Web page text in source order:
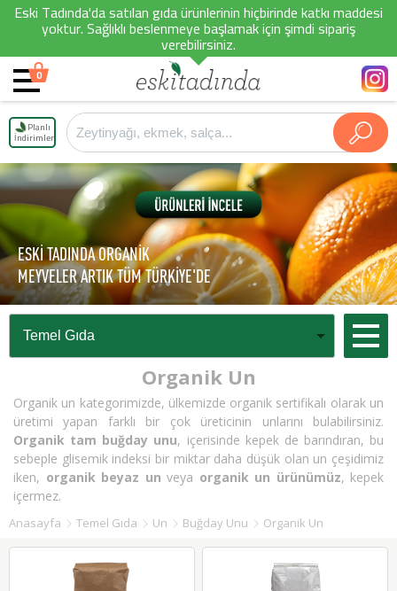
Eski Tadında'da satılan gıda ürünlerinin hiçbirinde katkı maddesi
yoktur. Sağlıklı beslenmeye başlamak için şimdi sipariş
verebilirsiniz.
0
Planlı
İndirimler
ESKİ TADINDA ORGANİK
MEYVELER ARTIK TÜM TÜRKİYE'DE
Organik Un
Organik un kategorimizde, ülkemizde organik sertifikalı olarak un
üretimi yapan farklı bir çok üreticinin unlarını bulabilirsiniz.
Organik tam buğday unu, içerisinde kepek de barındıran, bu
sebeple glisemik indeksi bir miktar daha düşük olan un çeşidimiz
iken, organik beyaz un veya organik un ürünümüz, kepek
içermez.
Anasayfa Temel Gıda Un Buğday Unu Organik Un